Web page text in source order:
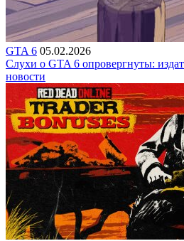
GTA 6 05.02.2026
Слухи о GTA 6 опровергнуты:
новости